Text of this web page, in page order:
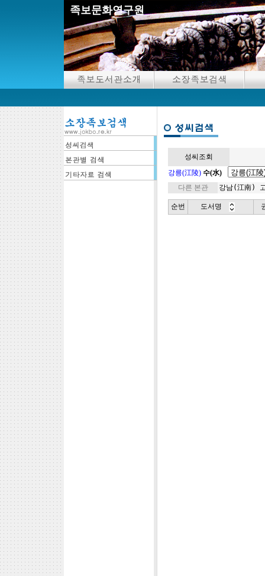
족보문화연구원
성씨조회
강릉(江陵) 수(水)
다른 본관
강남(江南)
순번 도서명